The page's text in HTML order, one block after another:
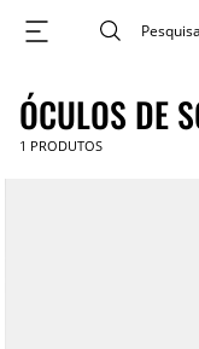
ÓCULOS DE
1 PRODUTOS